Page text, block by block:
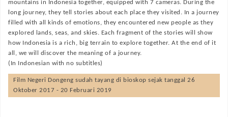
mountains in Indonesia together, equipped with 7 cameras. During the
long journey, they tell stories about each place they visited. In a journey
filled with all kinds of emotions, they encountered new people as they
explored lands, seas, and skies. Each fragment of the stories will show
how Indonesia is a rich, big terrain to explore together. At the end of it
all, we will discover the meaning of a journey.
(In Indonesian with no subtitles)
Film Negeri Dongeng sudah tayang di bioskop sejak tanggal 26
Oktober 2017 - 20 Februari 2019